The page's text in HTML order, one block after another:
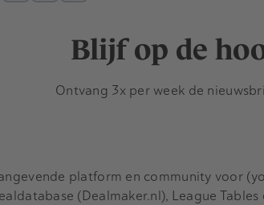
Blijf op de
Ontvang 3x per week de
platform en community voor
(Dealmaker.nl), League